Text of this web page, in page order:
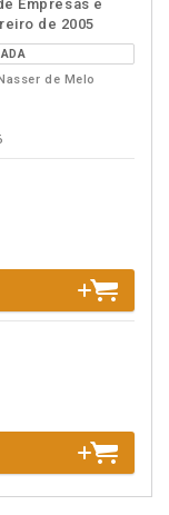
Empresas e
de 2005
de Melo